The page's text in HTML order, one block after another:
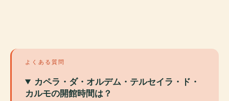
よくある質問
カペラ・ダ・オルデム・テルセイラ・ド・
カルモの開館時間は？